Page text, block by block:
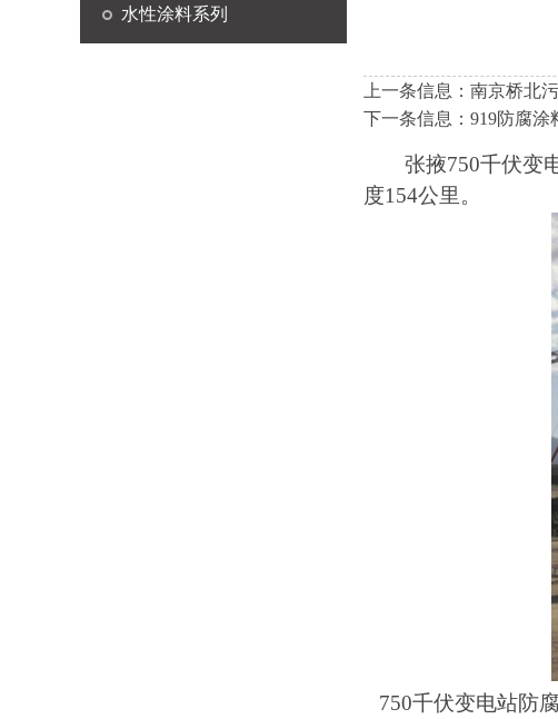
水性涂料系列
上一条信息： 南京桥北
下一条信息： 919防腐
张掖750千伏变
度154公里。
750千伏变电站防